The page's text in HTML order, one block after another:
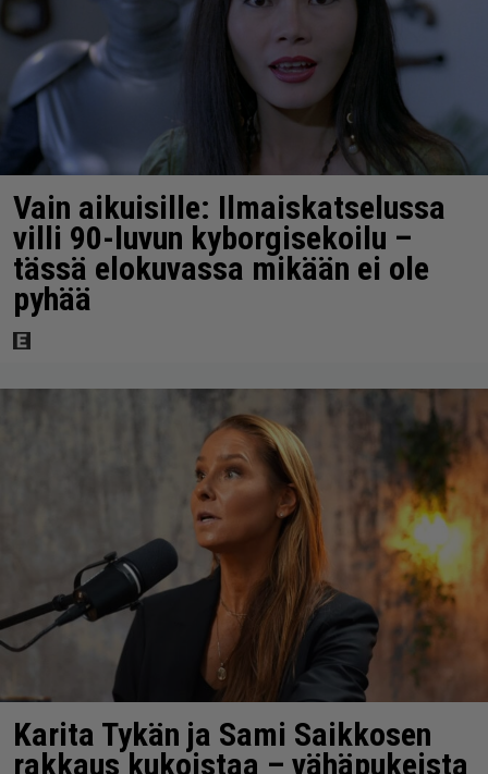
Vain aikuisille: Ilmaiskatselussa
villi 90-luvun kyborgisekoilu –
tässä elokuvassa mikään ei ole
pyhää
Karita Tykän ja Sami Saikkosen
rakkaus kukoistaa – vähäpukeista